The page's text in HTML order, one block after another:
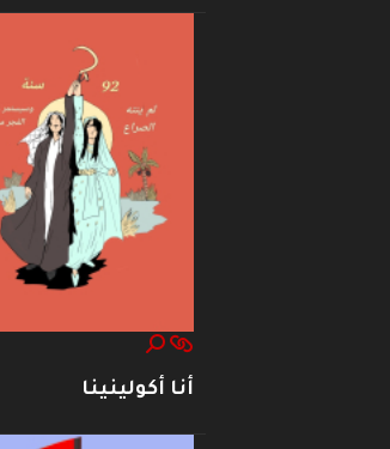
أنا أكولينينا